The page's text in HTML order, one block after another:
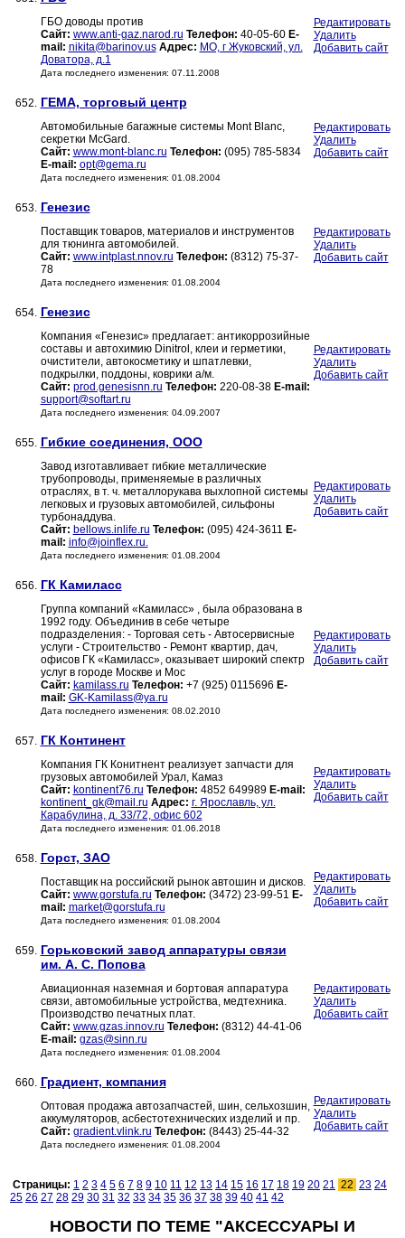
ГБО доводы против
Сайт: www.anti-gaz.narod.ru Телефон: 40-05-60 E-
mail: nikita@barinov.us Адрес: МО, г Жуковский, ул.
Доватора, д.1
Дата последнего изменения: 07.11.2008
Редактировать
Удалить
Добавить сайт
652. ГЕМА, торговый центр
Автомобильные багажные системы Mont Blanc,
секретки McGard.
Сайт: www.mont-blanc.ru Телефон: (095) 785-5834
E-mail: opt@gema.ru
Дата последнего изменения: 01.08.2004
Редактировать
Удалить
Добавить сайт
653. Генезис
Поставщик товаров, материалов и инструментов
для тюнинга автомобилей.
Сайт: www.intplast.nnov.ru Телефон: (8312) 75-37-
78
Дата последнего изменения: 01.08.2004
Редактировать
Удалить
Добавить сайт
654. Генезис
Компания «Генезис» предлагает: антикоррозийные
составы и автохимию Dinitrol, клеи и герметики,
очистители, автокосметику и шпатлевки,
подкрылки, поддоны, коврики а/м.
Сайт: prod.genesisnn.ru Телефон: 220-08-38 E-mail:
support@softart.ru
Дата последнего изменения: 04.09.2007
Редактировать
Удалить
Добавить сайт
655. Гибкие соединения, ООО
Завод изготавливает гибкие металлические
трубопроводы, применяемые в различных
отраслях, в т. ч. металлорукава выхлопной системы
легковых и грузовых автомобилей, сильфоны
турбонаддува.
Сайт: bellows.inlife.ru Телефон: (095) 424-3611 E-
mail: info@joinflex.ru.
Дата последнего изменения: 01.08.2004
Редактировать
Удалить
Добавить сайт
656. ГК Камиласс
Группа компаний «Камиласс» , была образована в
1992 году. Объединив в себе четыре
подразделения: - Торговая сеть - Автосервисные
услуги - Строительство - Ремонт квартир, дач,
офисов ГК «Камиласс», оказывает широкий спектр
услуг в городе Москве и Мос
Сайт: kamilass.ru Телефон: +7 (925) 0115696 E-
mail: GK-Kamilass@ya.ru
Дата последнего изменения: 08.02.2010
Редактировать
Удалить
Добавить сайт
657. ГК Континент
Компания ГК Конитнент реализует запчасти для
грузовых автомобилей Урал, Камаз
Сайт: kontinent76.ru Телефон: 4852 649989 E-mail:
kontinent_gk@mail.ru Адрес: г. Ярославль, ул.
Карабулина, д. 33/72, офис 602
Дата последнего изменения: 01.06.2018
Редактировать
Удалить
Добавить сайт
658. Горст, ЗАО
Поставщик на российский рынок автошин и дисков.
Сайт: www.gorstufa.ru Телефон: (3472) 23-99-51 E-
mail: market@gorstufa.ru
Дата последнего изменения: 01.08.2004
Редактировать
Удалить
Добавить сайт
659. Горьковский завод аппаратуры связи
им. А. С. Попова
Авиационная наземная и бортовая аппаратура
связи, автомобильные устройства, медтехника.
Производство печатных плат.
Сайт: www.gzas.innov.ru Телефон: (8312) 44-41-06
E-mail: gzas@sinn.ru
Дата последнего изменения: 01.08.2004
Редактировать
Удалить
Добавить сайт
660. Градиент, компания
Оптовая продажа автозапчастей, шин, сельхозшин,
аккумуляторов, асбестотехнических изделий и пр.
Сайт: gradient.vlink.ru Телефон: (8443) 25-44-32
Дата последнего изменения: 01.08.2004
Редактировать
Удалить
Добавить сайт
Страницы: 1 2 3 4 5 6 7 8 9 10 11 12 13 14 15 16 17 18 19 20 21 22 23 24
25 26 27 28 29 30 31 32 33 34 35 36 37 38 39 40 41 42
НОВОСТИ ПО ТЕМЕ "АКСЕССУАРЫ И